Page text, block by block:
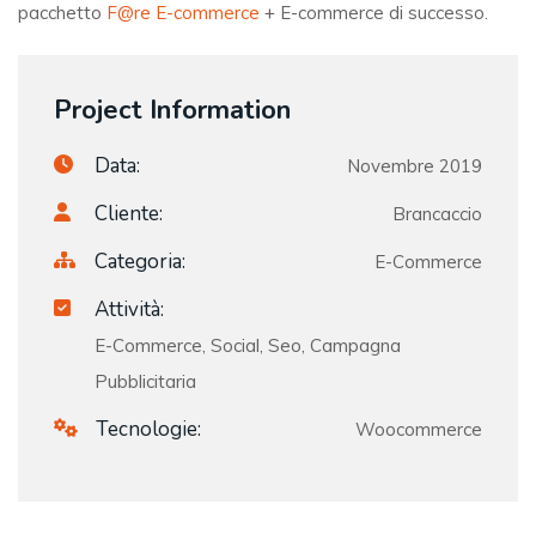
pacchetto F@re E-commerce + E-commerce di successo.
Project Information
Data: Novembre 2019
Cliente: Brancaccio
Categoria: E-Commerce
Attività:
E-Commerce, Social, Seo, Campagna
Pubblicitaria
Tecnologie: Woocommerce